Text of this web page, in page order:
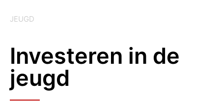
JEUGD
Investeren in de
jeugd